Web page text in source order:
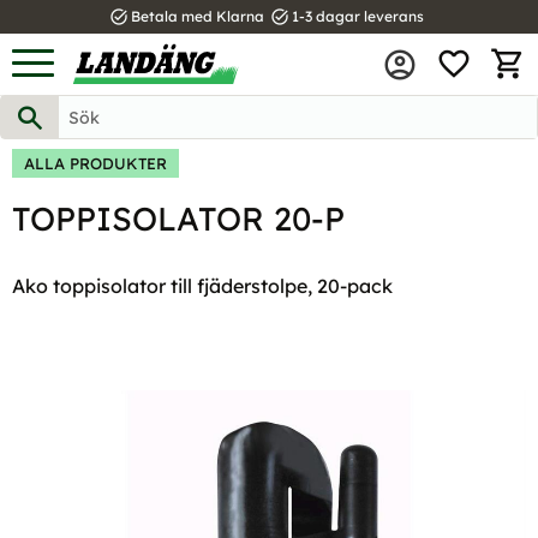
Meny
task_alt Betala med Klarna task_alt 1-3 dagar leverans
ALLA PRODUKTER
TOPPISOLATOR 20-P
Ako toppisolator till fjäderstolpe, 20-pack